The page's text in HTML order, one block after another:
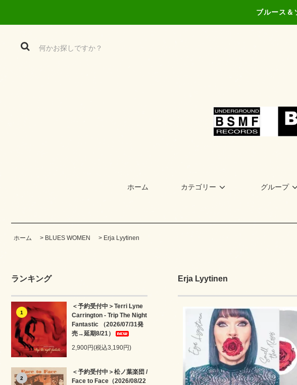
ブルース＆
ホーム カテゴリー グループ
ホーム > BLUES WOMEN > Erja Lyytinen
ランキング
1
＜予約受付中＞Terri Lyne
Carrington - Trip The Night
Fantastic （2026/07/31発
売→延期8/21）
2,900円(税込3,190円)
2
＜予約受付中＞松ノ葉楽団 /
Face to Face（2026/08/22
Erja Lyytinen